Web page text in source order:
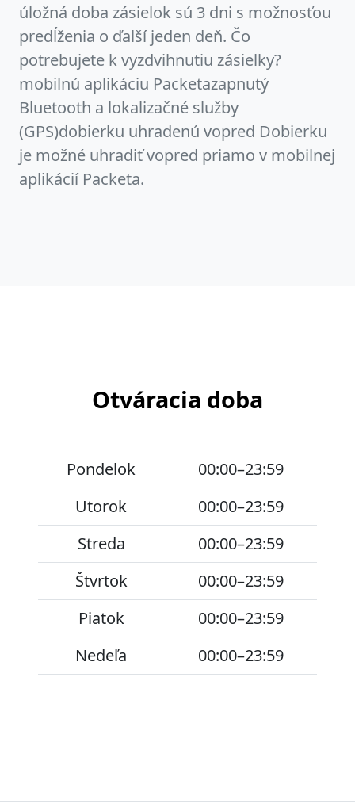
úložná doba zásielok sú 3 dni s možnosťou
predĺženia o ďalší jeden deň. Čo
potrebujete k vyzdvihnutiu zásielky?
mobilnú aplikáciu Packetazapnutý
Bluetooth a lokalizačné služby
(GPS)dobierku uhradenú vopred Dobierku
je možné uhradiť vopred priamo v mobilnej
aplikácií Packeta.
Otváracia doba
Pondelok
00:00–23:59
Utorok
00:00–23:59
Streda
00:00–23:59
Štvrtok
00:00–23:59
Piatok
00:00–23:59
Nedeľa
00:00–23:59